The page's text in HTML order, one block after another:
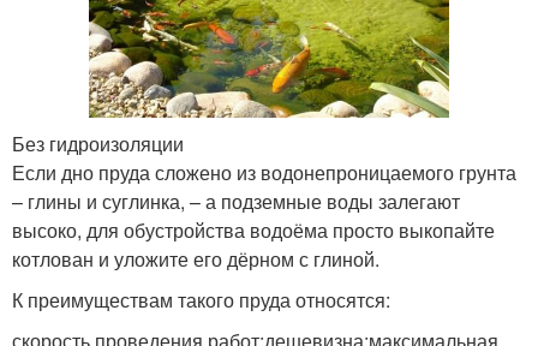
Без гидроизоляции
Если дно пруда сложено из водонепроницаемого грунта
– глины и суглинка, – а подземные воды залегают
высоко, для обустройства водоёма просто выкопайте
котлован и уложите его дёрном с глиной.
К преимуществам такого пруда относятся:
скорость проведения работ;дешевизна;максимальная